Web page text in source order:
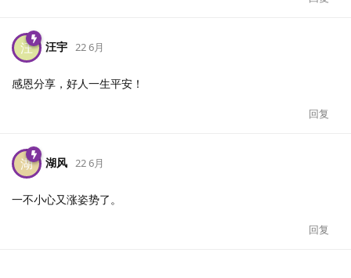
汪 汪宇 22 6月
感恩分享，好人一生平安！
回复
湖 湖风 22 6月
一不小心又涨姿势了。
回复